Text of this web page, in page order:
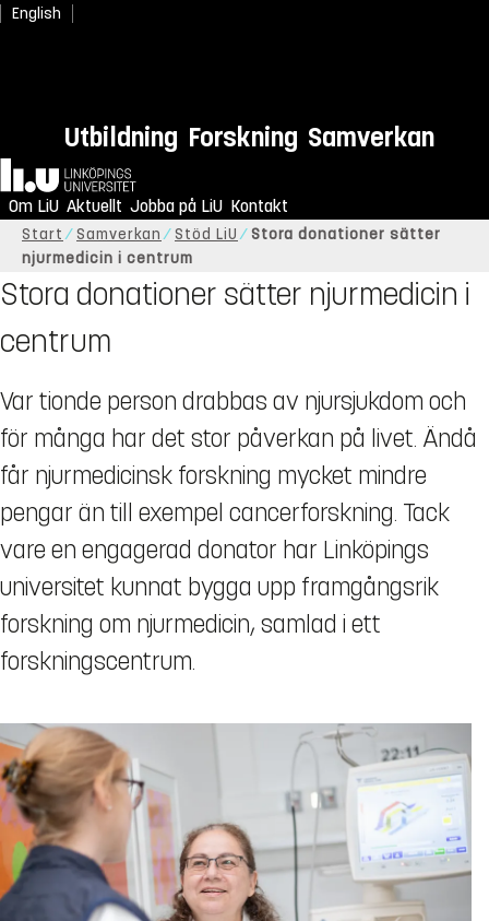
English
Utbildning Forskning Samverkan
Hem
Om LiU Aktuellt Jobba på LiU Kontakt
Start Samverkan Stöd LiU
Stora donationer sätter
njurmedicin i centrum
Stora donationer sätter njurmedicin i
centrum
Var tionde person drabbas av njursjukdom och
för många har det stor påverkan på livet. Ändå
får njurmedicinsk forskning mycket mindre
pengar än till exempel cancerforskning. Tack
vare en engagerad donator har Linköpings
universitet kunnat bygga upp framgångsrik
forskning om njurmedicin, samlad i ett
forskningscentrum.